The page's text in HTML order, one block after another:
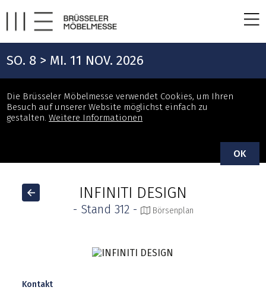
SO. 8 > MI. 11 NOV. 2026
Die Brüsseler Möbelmesse verwendet Cookies, um Ihren
Besuch auf unserer Website möglichst einfach zu
gestalten.Weitere Informationen
OK
INFINITI DESIGN
- Stand 312 - Börsenplan
Kontakt